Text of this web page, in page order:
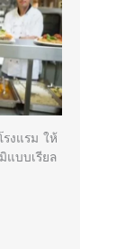
งแรม ให้
แบบเรียล